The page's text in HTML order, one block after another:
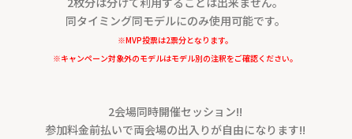
同タイミング同モデルにのみ使用可能です。
※MVP投票は2票分となります。
※キャンペーン対象外のモデルはモデル別の注釈をご確認ください。
2会場同時開催セッション!!
参加料金前払いで両会場の出入りが自由になります!!